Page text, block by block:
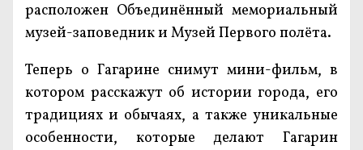
расположен Объединённый мемориальный
музей-заповедник и Музей Первого полёта.
Теперь о Гагарине снимут мини-фильм, в
котором расскажут об истории города, его
традициях и обычаях, а также уникальные
особенности, которые делают Гагарин